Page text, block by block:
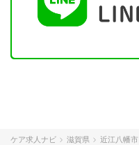
ケア求人ナビ 滋賀県 近江八幡市